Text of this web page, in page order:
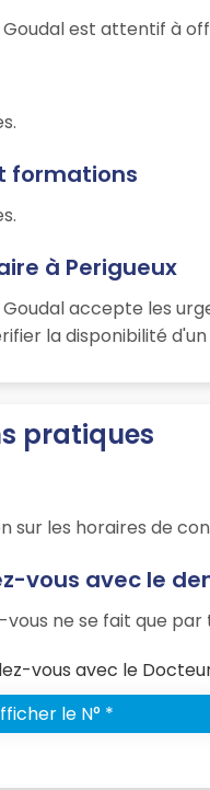
Goudal est attentif à
formations
à Perigueux
Goudal accepte les
la disponibilité
pratiques
sur les horaires de
vous avec le
vous ne se fait que
vous avec le
le N° *